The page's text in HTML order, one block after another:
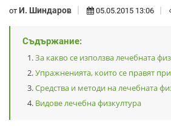
от И. Шиндаров 05.05.2015 13:06
Съдържание:
За какво се използва лечебната
Упражненията, които се правят
Средства и методи на лечебната
Видове лечебна физкултура